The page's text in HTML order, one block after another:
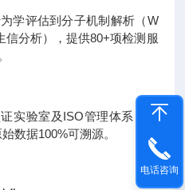
学评估到分子机制解析（W
信分析），提供80+项检测服
实验室及ISO管理体系，实
数据100%可溯源。
电话咨询